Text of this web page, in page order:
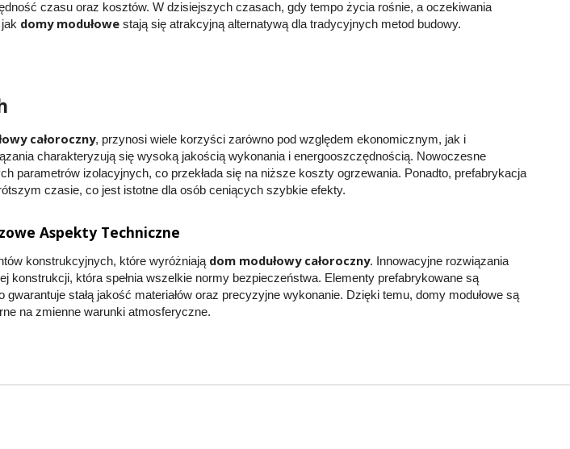
czasu oraz kosztów. W dzisiejszych czasach, gdy tempo życia rośnie, a oczekiwania
domy modułowestają się atrakcyjną alternatywą dla tradycyjnych metod budowy.
całoroczny, przynosi wiele korzyści zarówno pod względem ekonomicznym, jak i
charakteryzują się wysoką jakością wykonania i energooszczędnością. Nowoczesne
parametrów izolacyjnych, co przekłada się na niższe koszty ogrzewania. Ponadto, prefabrykacja
czasie, co jest istotne dla osób ceniących szybkie efekty.
Aspekty Techniczne
konstrukcyjnych, które wyróżniają dom modułowy całoroczny. Innowacyjne rozwiązania
konstrukcji, która spełnia wszelkie normy bezpieczeństwa. Elementy prefabrykowane są
stałą jakość materiałów oraz precyzyjne wykonanie. Dzięki temu, domy modułowe są
na zmienne warunki atmosferyczne.